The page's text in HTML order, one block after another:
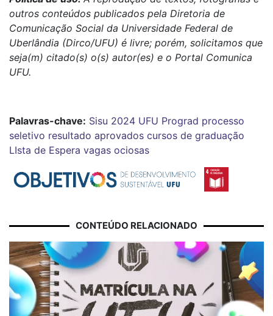
outros conteúdos publicados pela Diretoria de
Comunicação Social da Universidade Federal de
Uberlândia (Dirco/UFU) é livre; porém, solicitamos que
seja(m) citado(s) o(s) autor(es) e o Portal Comunica
UFU.
Palavras-chave: Sisu 2024 UFU Prograd processo
seletivo resultado aprovados cursos de graduação
LIsta de Espera vagas ociosas
CONTEÚDO RELACIONADO